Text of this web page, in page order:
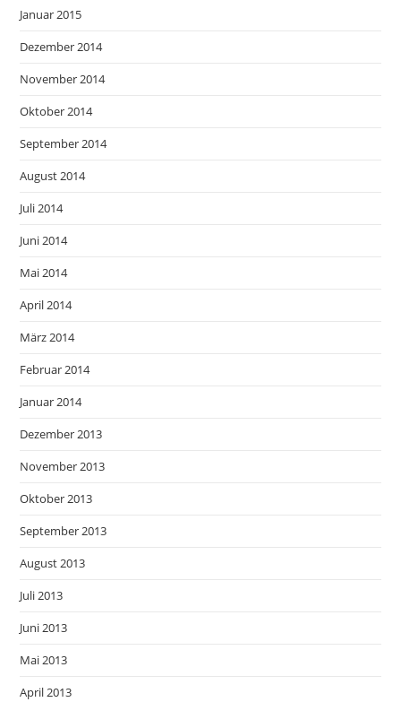
Januar 2015
Dezember 2014
November 2014
Oktober 2014
September 2014
August 2014
Juli 2014
Juni 2014
Mai 2014
April 2014
März 2014
Februar 2014
Januar 2014
Dezember 2013
November 2013
Oktober 2013
September 2013
August 2013
Juli 2013
Juni 2013
Mai 2013
April 2013